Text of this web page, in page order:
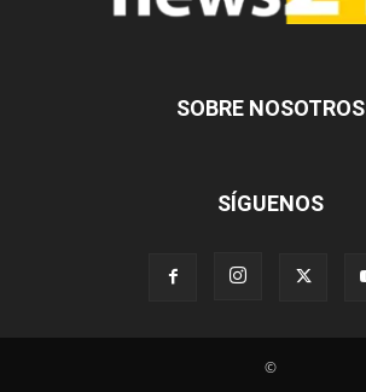
SOBRE NOSOTROS
SÍGUENOS
©